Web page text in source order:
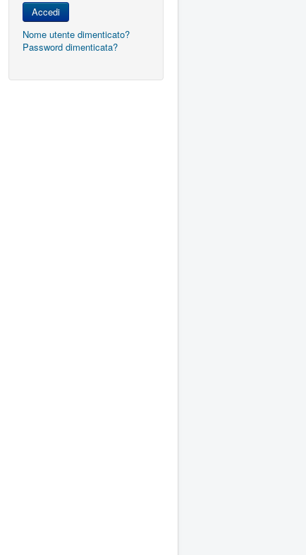
Accedi
Nome utente dimenticato?
Password dimenticata?